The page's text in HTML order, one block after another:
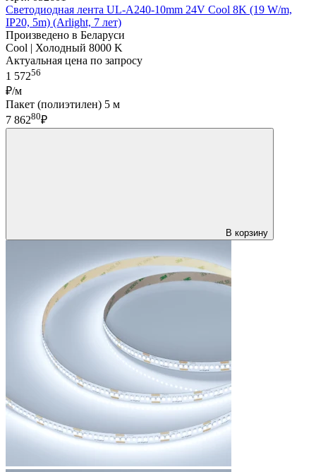
Светодиодная лента UL-A240-10mm 24V Cool 8K (19 W/m,
IP20, 5m) (Arlight, 7 лет)
Произведено в Беларуси
Cool | Холодный 8000 K
Актуальная цена по запросу
1 57256
₽/м
Пакет (полиэтилен) 5 м
7 86280₽
В корзину